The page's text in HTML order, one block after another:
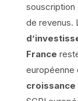
souscription
de revenus.
France
européenne
croissance